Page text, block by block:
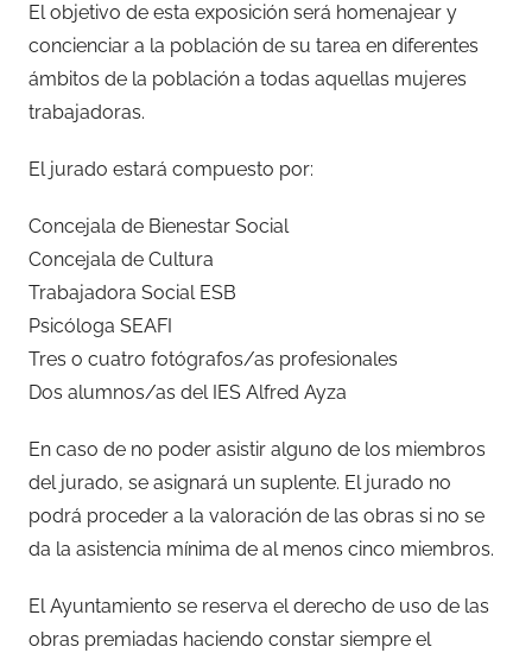
El objetivo de esta exposición será homenajear y
concienciar a la población de su tarea en diferentes
ámbitos de la población a todas aquellas mujeres
trabajadoras.
El jurado estará compuesto por:
Concejala de Bienestar Social
Concejala de Cultura
Trabajadora Social ESB
Psicóloga SEAFI
Tres o cuatro fotógrafos/as profesionales
Dos alumnos/as del IES Alfred Ayza
En caso de no poder asistir alguno de los miembros
del jurado, se asignará un suplente. El jurado no
podrá proceder a la valoración de las obras si no se
da la asistencia mínima de al menos cinco miembros.
El Ayuntamiento se reserva el derecho de uso de las
obras premiadas haciendo constar siempre el